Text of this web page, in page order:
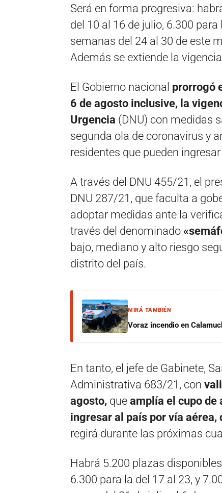
Será en forma progresiva:
del 10 al 16 de julio, 6.300
semanas del 24 al 30 de este
Además se extiende la
El Gobierno nacional prorrogó
6 de agosto inclusive, la
Urgencia (DNU) con medidas
segunda ola de coronavirus y
residentes que pueden
A través del DNU 455/21, el
DNU 287/21, que faculta a
adoptar medidas ante la
través del denominado
bajo, mediano y alto riesgo
distrito del país.
MIRÁ TAMBIÉN
Voraz incendio en
En tanto, el jefe de Gabinete,
Administrativa 683/21, con
agosto, que amplía el cupo de
ingresar al país por vía aérea,
regirá durante las próximas
Habrá 5.200 plazas
6.300 para la del 17 al 23, y